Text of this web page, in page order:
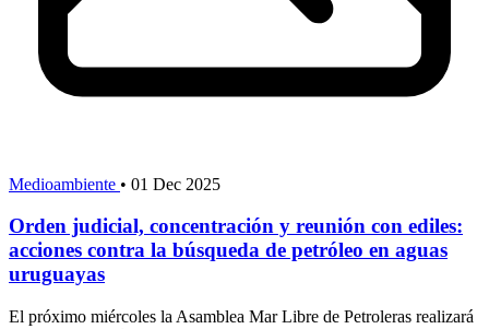
Medioambiente • 01 Dec 2025
Orden judicial, concentración y reunión con ediles:
acciones contra la búsqueda de petróleo en aguas
uruguayas
El próximo miércoles la Asamblea Mar Libre de Petroleras realizará